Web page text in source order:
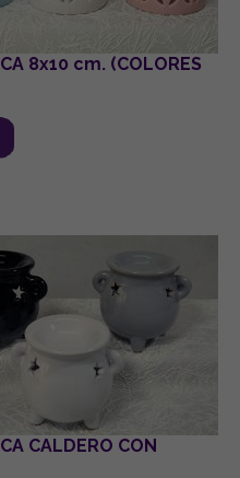
8x10 cm. (COLORES
CALDERO CON